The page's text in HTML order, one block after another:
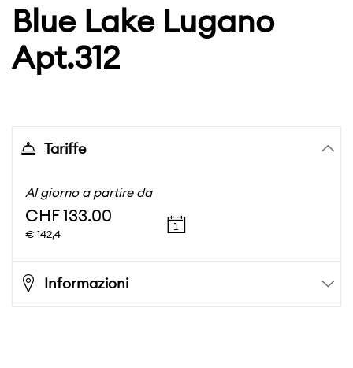
Blue Lake Lugano
Apt.312
Tariffe
Al giorno a partire da
CHF 133.00
€ 142,4
Informazioni